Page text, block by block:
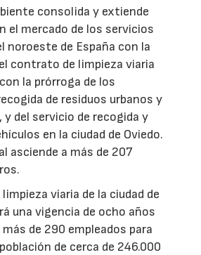
consolida y extiende
el mercado de los servicios
noroeste de España con la
contrato de limpieza viaria
la prórroga de los
de residuos urbanos y
y del servicio de recogida y
en la ciudad de Oviedo.
asciende a más de 207
viaria de la ciudad de
una vigencia de ocho años
de 290 empleados para
de cerca de 246.000